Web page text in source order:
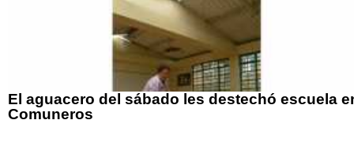
El aguacero del sábado les destechó escuela
Comuneros